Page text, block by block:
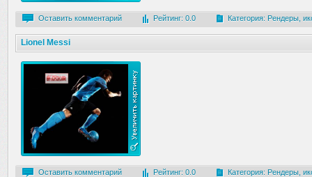
Оставить комментарий Рейтинг: 0.0 Категория: Рендеры,
Lionel Messi
Оставить комментарий Рейтинг: 0.0 Категория: Рендеры,